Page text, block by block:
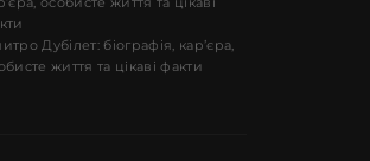
Дубілет: біографія, кар’єра,
життя та цікаві факти